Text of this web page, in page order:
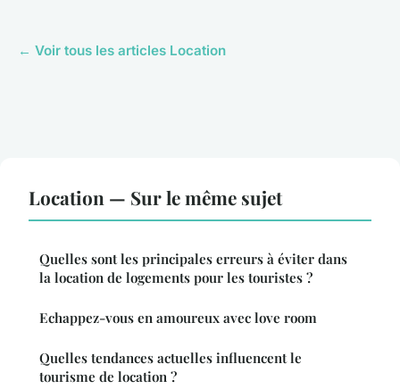
← Voir tous les articles Location
Location — Sur le même sujet
Quelles sont les principales erreurs à éviter dans
la location de logements pour les touristes ?
Echappez-vous en amoureux avec love room
Quelles tendances actuelles influencent le
tourisme de location ?